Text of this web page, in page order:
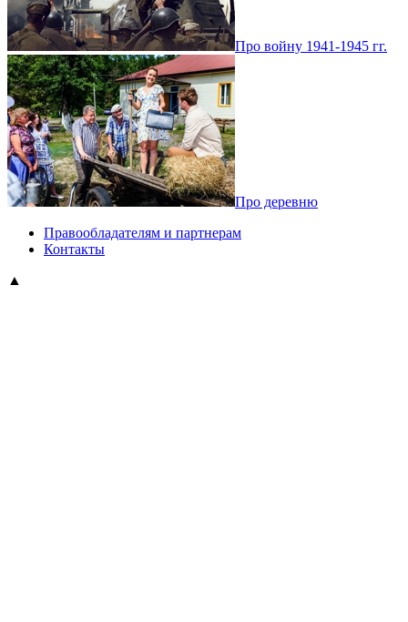
Про войну 1941-1945 гг.
Про деревню
Правообладателям и партнерам
Контакты
▲